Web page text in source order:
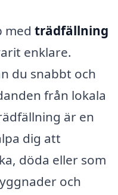
med trädfällning
enklare.
du snabbt och
från lokala
är en
dig att
döda eller som
och